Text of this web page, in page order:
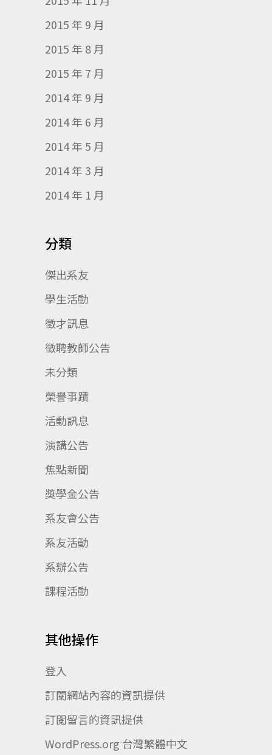
2015 年 9 月
2015 年 8 月
2015 年 7 月
2014 年 9 月
2014 年 6 月
2014 年 5 月
2014 年 3 月
2014 年 1 月
分類
傑出系友
學生活動
徵才訊息
徵聘教師公告
未分類
榮譽事蹟
活動訊息
演講公告
焦點新聞
獎學金公告
系友會公告
系友活動
系辦公告
課程活動
其他操作
登入
訂閱網站內容的資訊提供
訂閱留言的資訊提供
WordPress.org 台灣繁體中文